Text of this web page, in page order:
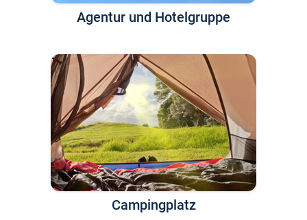
Agentur und Hotelgruppe
Campingplatz